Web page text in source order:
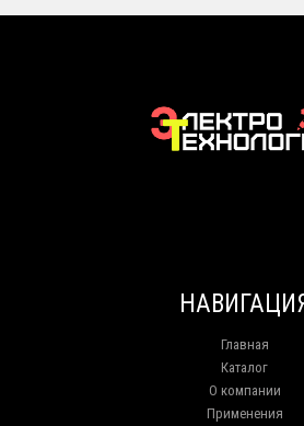
Главная
Каталог
О компании
Применения